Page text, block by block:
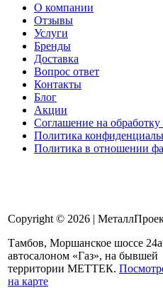
О компании
Отзывы
Услуги
Бренды
Доставка
Вопрос ответ
Контакты
Блог
Акции
Соглашение на
Политика
Политика в отношении
Copyright © 2026 |
Тамбов, Моршанское шоссе
автосалоном «Газ», на бывшей
территории МЕТТЕК.
на карте